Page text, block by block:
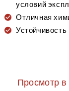
условий
Отличная
Просмотр в